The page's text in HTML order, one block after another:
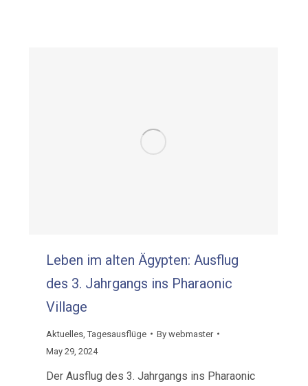
Leben im alten Ägypten: Ausflug
des 3. Jahrgangs ins Pharaonic
Village
Aktuelles ,Tagesausflüge Bywebmaster
May 29, 2024
Der Ausflug des 3. Jahrgangs ins Pharaonic